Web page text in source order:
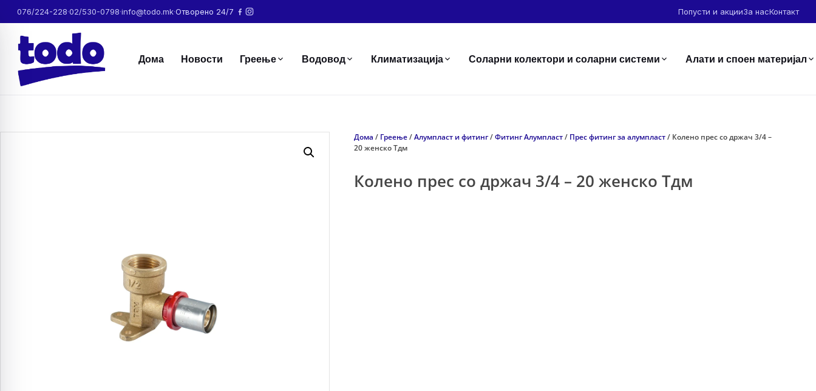
076/224-228·02/530-0798·info@todo.mk·Отворено 24/7 Попусти и акцииЗа насКонтакт
Дома Новости Греење Водовод Климатизација Соларни колектори и соларни системи Алати и споен материјал
Дома / Греење/Алумпласт и фитинг/Фитинг Алумпласт/ Прес фитинг за алумпласт/ Колено прес со држач 3/4 –
20 женско Тдм
Колено прес со држач 3/4 – 20 женско Тдм